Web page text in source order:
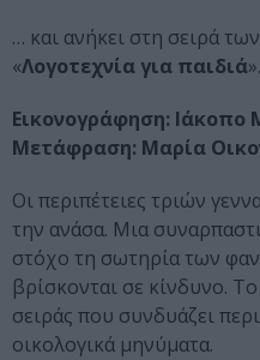
… και ανήκει στη σειρά
«Λογοτεχνία για παιδιά».
Εικονογράφηση: Ιάκοπο
Μετάφραση: Μαρία
Οι περιπέτειες τριών
την ανάσα. Μια
στόχο τη σωτηρία των
βρίσκονται σε κίνδυνο.
σειράς που συνδυάζει
οικολογικά μηνύματα.